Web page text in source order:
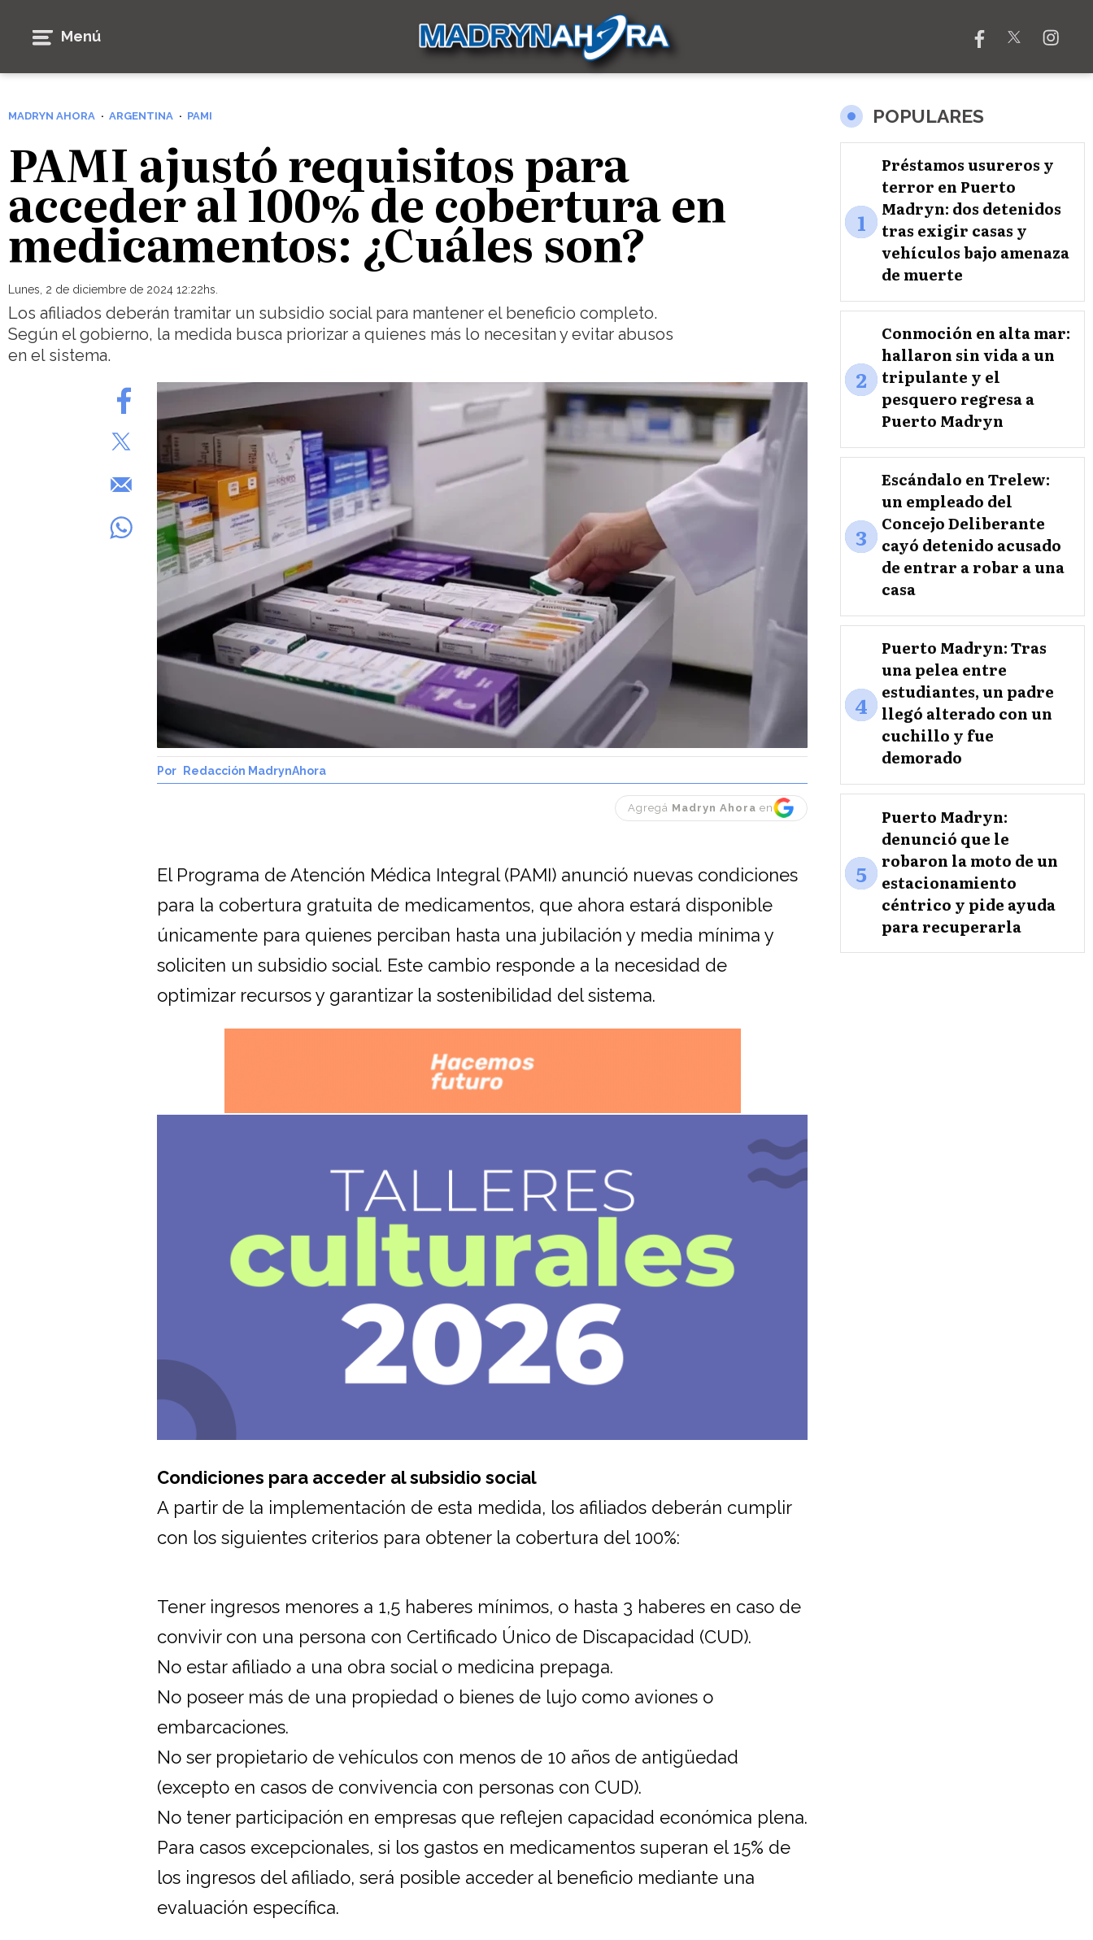
Menú
MADRYN AHORA ARGENTINA PAMI
PAMI ajustó requisitos para
acceder al 100% de cobertura en
medicamentos: ¿Cuáles son?
Lunes, 2 de diciembre de 2024 12:22hs.
Los afiliados deberán tramitar un subsidio social para mantener el beneficio completo.
Según el gobierno, la medida busca priorizar a quienes más lo necesitan y evitar abusos
en el sistema.
Redacción MadrynAhora
Agregá Madryn Ahora en
El Programa de Atención Médica Integral (PAMI) anunció nuevas condiciones
para la cobertura gratuita de medicamentos, que ahora estará disponible
únicamente para quienes perciban hasta una jubilación y media mínima y
soliciten un subsidio social. Este cambio responde a la necesidad de
optimizar recursos y garantizar la sostenibilidad del sistema.
Condiciones para acceder al subsidio social
A partir de la implementación de esta medida, los afiliados deberán cumplir
con los siguientes criterios para obtener la cobertura del 100%:
Tener ingresos menores a 1,5 haberes mínimos, o hasta 3 haberes en caso de
convivir con una persona con Certificado Único de Discapacidad (CUD).
No estar afiliado a una obra social o medicina prepaga.
No poseer más de una propiedad o bienes de lujo como aviones o
embarcaciones.
No ser propietario de vehículos con menos de 10 años de antigüedad
(excepto en casos de convivencia con personas con CUD).
No tener participación en empresas que reflejen capacidad económica plena.
Para casos excepcionales, si los gastos en medicamentos superan el 15% de
los ingresos del afiliado, será posible acceder al beneficio mediante una
evaluación específica.
POPULARES
1
Préstamos usureros y
terror en Puerto
Madryn: dos detenidos
tras exigir casas y
vehículos bajo amenaza
de muerte
2
Conmoción en alta mar:
hallaron sin vida a un
tripulante y el
pesquero regresa a
Puerto Madryn
3
Escándalo en Trelew:
un empleado del
Concejo Deliberante
cayó detenido acusado
de entrar a robar a una
casa
4
Puerto Madryn: Tras
una pelea entre
estudiantes, un padre
llegó alterado con un
cuchillo y fue
demorado
5
Puerto Madryn:
denunció que le
robaron la moto de un
estacionamiento
céntrico y pide ayuda
para recuperarla